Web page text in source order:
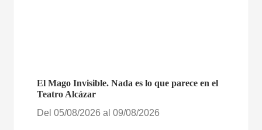
El Mago Invisible. Nada es lo que parece en el
Teatro Alcázar
Del 05/08/2026 al 09/08/2026